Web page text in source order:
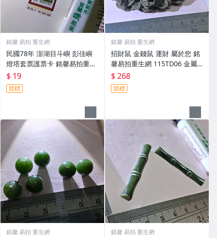
銘馨 易拍 重生網
民國78年 澎湖目斗嶼 彭佳嶼
燈塔套票護票卡 銘馨易拍重生
網 110HT02 保存如圖
$ 19
競標
銘馨 易拍 重生網
招財鼠 金錢鼠 運財 屬於您 銘
馨易拍重生網 115TD06 金屬
等製 沉重感 擺飾、擺件 保存
如圖
$ 268
競標
銘馨 易拍 重生網 銘馨 易拍 重生網